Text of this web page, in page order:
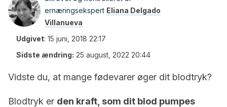
ernæringsekspert Eliana Delgado
Villanueva
Udgivet: 15 juni, 2018 22:17
Sidste ændring: 25 august, 2022 20:44
Vidste du, at mange fødevarer øger dit blodtryk?
Blodtryk er den kraft, som dit blod pumpes